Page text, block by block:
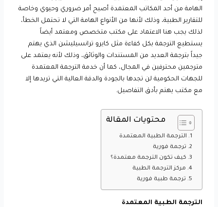
الهامة من أحد المكاتب المعتمدة أصبح أمر ضروري وحيوي وخاصة
للتقارير الطبية، وذلك لأنها من الأنواع الهامة التي لا تحتمل الخطأ،
لذلك يجب هنا الاعتماد على مكتب متخصص ومعتمد أيضاً
يستطيع الترجمة بكل كفاءة مثل كايرو ترانسيليشن الذي يهتم
جيداً بترجمة العديد من المستندات والوثائق، وذلك لأنه يعتمد على
مترجمين محترفين في المجال، كما أن خدمة الترجمة المعتمدة
للجهات الحكومية لن تجدها بالجودة والدقة العالية التي تريدها إلا
مع مكتب يهتم بأدق التفاصيل.
محتويات المقالة
الترجمة الطبية المعتمدة
ترجمة فورية
كيف تكون الترجمة معتمدة؟
مركز الترجمة الطبية
ترجمة طبية فورية
الترجمة الطبية المعتمدة